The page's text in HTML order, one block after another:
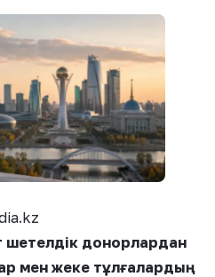
шетелдік донорлардан
мен жеке тұлғалардың